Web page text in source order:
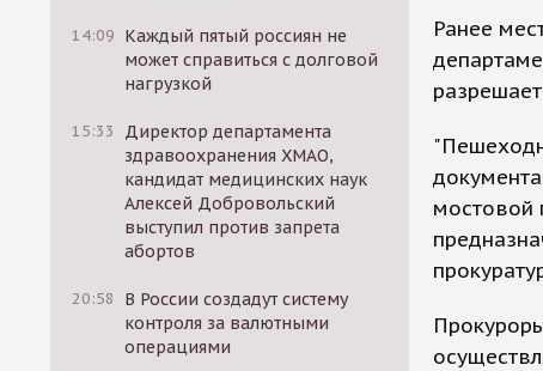
14:09 Каждый пятый россиян не
может справиться с долговой
нагрузкой
15:33
Директор департамента
здравоохранения ХМАО,
кандидат медицинских наук
Алексей Добровольский
выступил против запрета
абортов
20:58
В России создадут систему
контроля за валютными
операциями
Ранее
мостовой